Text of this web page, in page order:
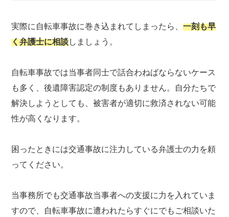
実際に自転車事故に巻き込まれてしまったら、一刻も早
く弁護士に相談しましょう。
自転車事故では当事者同士で話合わねばならないケース
も多く、後遺障害認定の制度もありません。自分たちで
解決しようとしても、被害者が適切に救済されない可能
性が高くなります。
困ったときには交通事故に注力している弁護士の力を頼
ってください。
当事務所でも交通事故当事者への支援に力を入れていま
すので、自転車事故に遭われたらすぐにでもご相談いた